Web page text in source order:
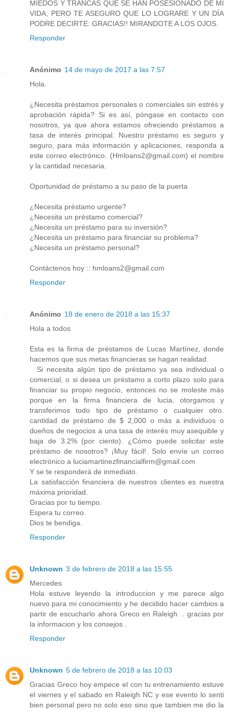
MIEDOS Y TRANCAS QUE SE HAN POSESIONADO DE MI
VIDA, PERO TE ASEGURO QUE LO LOGRARE Y UN DÍA
PODRE DECIRTE: GRACIAS!! MIRANDOTE A LOS OJOS.
Responder
Anónimo 14 de mayo de 2017 a las 7:57
Hola.
¿Necesita préstamos personales o comerciales sin estrés y
aprobación rápida? Si es así, póngase en contacto con
nosotros, ya que ahora estamos ofreciendo préstamos a
tasa de interés principal. Nuestro préstamo es seguro y
seguro, para más información y aplicaciones, responda a
este correo electrónico. (Hmloans2@gmail.com) el nombre
y la cantidad necesaria.
Oportunidad de préstamo a su paso de la puerta
¿Necesita préstamo urgente?
¿Necesita un préstamo comercial?
¿Necesita un préstamo para su inversión?
¿Necesita un préstamo para financiar su problema?
¿Necesita un préstamo personal?
Contáctenos hoy :: hmloans2@gmail.com
Responder
Anónimo 18 de enero de 2018 a las 15:37
Hola a todos
Esta es la firma de préstamos de Lucas Martínez, donde
hacemos que sus metas financieras se hagan realidad.
Si necesita algún tipo de préstamo ya sea individual o
comercial, o si desea un préstamo a corto plazo solo para
financiar su propio negocio, entonces no se moleste más
porque en la firma financiera de lucia, otorgamos y
transferimos todo tipo de préstamo o cualquier otro.
cantidad de préstamo de $ 2,000 o más a individuos o
dueños de negocios a una tasa de interés muy asequible y
baja de 3.2% (por ciento). ¿Cómo puede solicitar este
préstamo de nosotros? ¡Muy fácil!. Solo envíe un correo
electrónico a luciamartinezfinancialfirm@gmail.com
Y se te responderá de inmediato.
La satisfacción financiera de nuestros clientes es nuestra
máxima prioridad.
Gracias por tu tiempo.
Espera tu correo.
Dios te bendiga.
Responder
Unknown 3 de febrero de 2018 a las 15:55
Mercedes
Hola estuve leyendo la introduccion y me parece algo
nuevo para mi conocimiento y he decidido hacer cambios a
partir de escucharlo ahora Greco en Raleigh .. gracias por
la informacion y los consejos .
Responder
Unknown 5 de febrero de 2018 a las 10:03
Gracias Greco hoy empece el con tu entrenamiento estuve
el viernes y el sabado en Raleigh NC y ese evento lo senti
bien personal pero no solo eso sino que tambien me dio la